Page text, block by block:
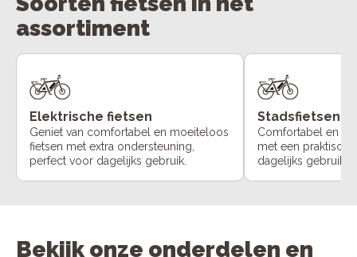
assortiment
Elektrische fietsen
Geniet van comfortabel en moeiteloos
fietsen met extra ondersteuning,
perfect voor dagelijks gebruik.
Stadsfietsen
Comfortabel en
met een
dagelijks gebruik
Bekijk onze onderdelen en